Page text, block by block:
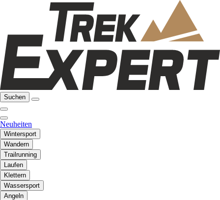
Suchen
Neuheiten
Wintersport
Wandern
Trailrunning
Laufen
Klettern
Wassersport
Angeln